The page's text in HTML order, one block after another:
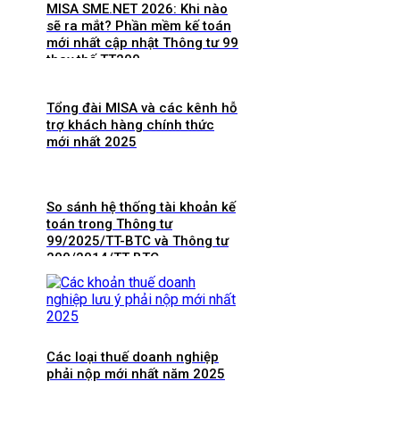
MISA SME.NET 2026: Khi nào
sẽ ra mắt? Phần mềm kế toán
mới nhất cập nhật Thông tư 99
thay thế TT200
Tổng đài MISA và các kênh hỗ
trợ khách hàng chính thức
mới nhất 2025
So sánh hệ thống tài khoản kế
toán trong Thông tư
99/2025/TT-BTC và Thông tư
200/2014/TT-BTC
Các loại thuế doanh nghiệp
phải nộp mới nhất năm 2025